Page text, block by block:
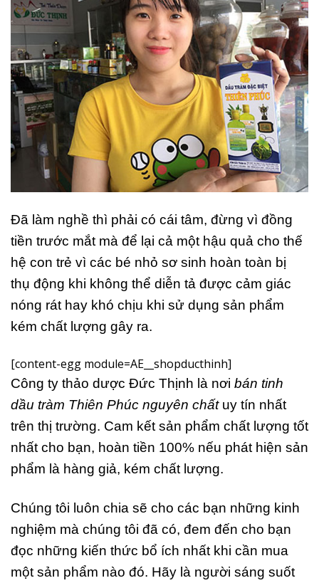
Đã làm nghề thì phải có cái tâm, đừng vì đồng
tiền trước mắt mà để lại cả một hậu quả cho thế
hệ con trẻ vì các bé nhỏ sơ sinh hoàn toàn bị
thụ động khi không thể diễn tả được cảm giác
nóng rát hay khó chịu khi sử dụng sản phẩm
kém chất lượng gây ra.
[content-egg module=AE__shopducthinh]
Công ty thảo dược Đức Thịnh là nơi bán tinh
dầu tràm Thiên Phúc nguyên chấtuy tín nhất
trên thị trường. Cam kết sản phẩm chất lượng tốt
nhất cho bạn, hoàn tiền 100% nếu phát hiện sản
phẩm là hàng giả, kém chất lượng.
Chúng tôi luôn chia sẽ cho các bạn những kinh
nghiệm mà chúng tôi đã có, đem đến cho bạn
đọc những kiến thức bổ ích nhất khi cần mua
một sản phẩm nào đó. Hãy là người sáng suốt